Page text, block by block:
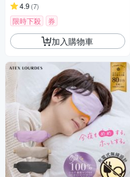
4.9 (7)
限時下殺 券
加入購物車